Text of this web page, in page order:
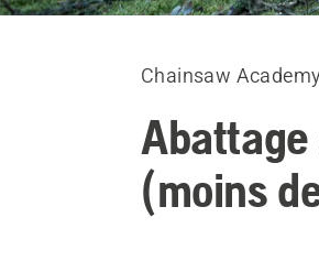
Chainsaw
Abattage
(moins